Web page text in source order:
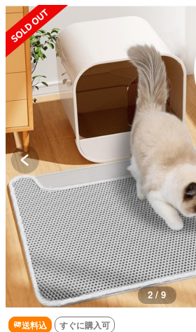
2 / 9
送料込 すぐに購入可